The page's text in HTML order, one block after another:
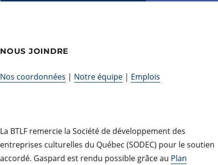
NOUS JOINDRE
Nos coordonnées | Notre équipe | Emplois
La BTLF remercie la Société de développement des
entreprises culturelles du Québec (SODEC) pour le soutien
accordé. Gaspard est rendu possible grâce au Plan